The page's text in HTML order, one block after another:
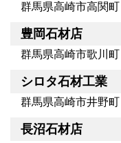
群馬県高崎市高関町
豊岡石材店
群馬県高崎市歌川町
シロタ石材工業
群馬県高崎市井野町
長沼石材店